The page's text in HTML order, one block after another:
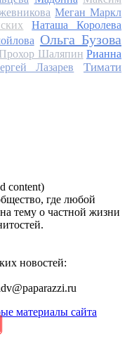
Меган Маркл
Наташа Королева
Ольга Бузова
Прохор Шаляпин Рианна
Лазарев
Тимати
content)
где любой
тему о частной жизни
новостей:
материалы сайта